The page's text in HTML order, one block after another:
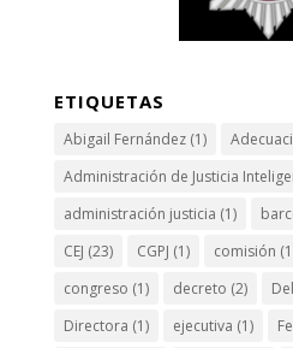
ETIQUETAS
Abigail Fernández(1)
Administración de Justicia
administración justicia (1)
CEJ (23) CGPJ (1) comisión
congreso (1) decreto (2)
Directora (1) ejecutiva (1)